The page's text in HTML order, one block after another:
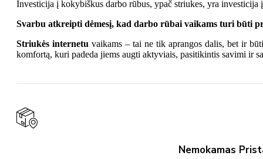
Investicija į kokybiškus darbo rūbus, ypač striukes, yra
Svarbu atkreipti dėmesį, kad darbo rūbai vaikams turi būti
Striukės internetuvaikams – tai ne tik aprangos dalis, bet ir
komfortą, kuri padeda jiems augti aktyviais, pasitikintis savimi ir
Nemokamas